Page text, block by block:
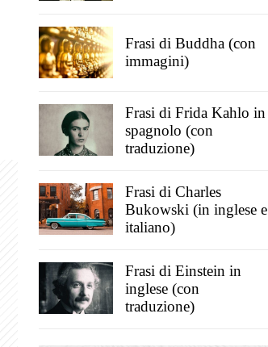
Frasi di Buddha (con
immagini)
Frasi di Frida Kahlo in
spagnolo (con
traduzione)
Frasi di Charles
Bukowski (in inglese e
italiano)
Frasi di Einstein in
inglese (con
traduzione)